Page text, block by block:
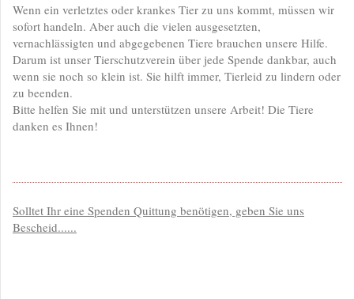
Wenn ein verletztes oder krankes Tier zu uns kommt, müssen wir
sofort handeln. Aber auch die vielen ausgesetzten,
vernachlässigten und abgegebenen Tiere brauchen unsere Hilfe.
Darum ist unser Tierschutzverein über jede Spende dankbar, auch
wenn sie noch so klein ist. Sie hilft immer, Tierleid zu lindern oder
zu beenden.
Bitte helfen Sie mit und unterstützen unsere Arbeit! Die Tiere
danken es Ihnen!
Solltet Ihr eine Spenden Quittung benötigen, geben Sie uns
Bescheid......